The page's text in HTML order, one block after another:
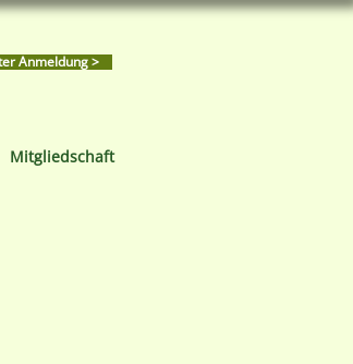
Anmeldung >
Mitgliedschaft